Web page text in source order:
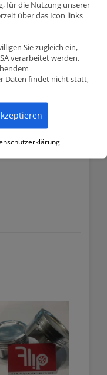
applications in
use.
coated.
für die Nutzung unserer
über das Icon links
Sie zugleich ein,
verarbeitet werden.
Daten findet nicht statt,